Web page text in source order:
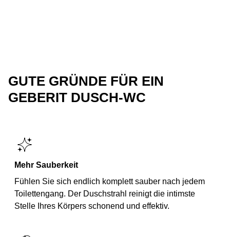
GUTE GRÜNDE FÜR EIN
GEBERIT DUSCH-WC
Mehr Sauberkeit
Fühlen Sie sich endlich komplett sauber nach jedem
Toilettengang. Der Duschstrahl reinigt die intimste
Stelle Ihres Körpers schonend und effektiv.